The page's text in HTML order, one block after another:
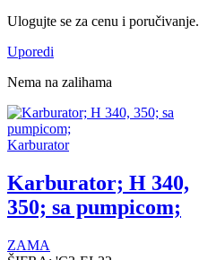
Ulogujte se za cenu i poručivanje.
Uporedi
Nema na zalihama
Karburator
Karburator; H 340,
350; sa pumpicom;
ZAMA